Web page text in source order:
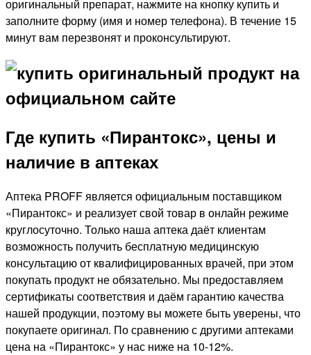
оригинальный препарат, нажмите на кнопку купить и
заполните форму (имя и номер телефона). В течение 15
минут вам перезвонят и проконсультируют.
Где купить «Пирантокс», цены и
наличие в аптеках
Аптека PROFF является официальным поставщиком
«Пирантокс» и реализует свой товар в онлайн режиме
круглосуточно. Только наша аптека даёт клиентам
возможность получить бесплатную медицинскую
консультацию от квалифицированных врачей, при этом
покупать продукт не обязательно. Мы предоставляем
сертификаты соответствия и даём гарантию качества
нашей продукции, поэтому вы можете быть уверены, что
покупаете оригинал. По сравнению с другими аптеками
цена на «Пирантокс» у нас ниже на 10-12%.